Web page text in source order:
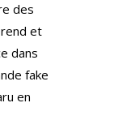
des
et
dans
fake
en